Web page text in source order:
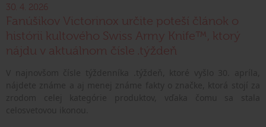
30. 4. 2026
Fanúšikov Victorinox určite poteší článok o
histórii kultového Swiss Army Knife™, ktorý
nájdu v aktuálnom čísle .týždeň